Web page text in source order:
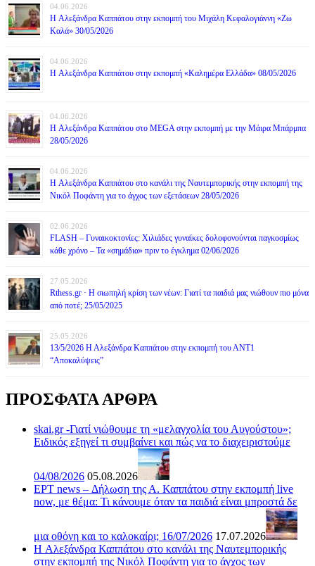
04.06.2026
H Αλεξάνδρα Καππάτου στην εκπομπή του Μιχάλη Κεφαλογιάννη «Ζω
Καλά» 30/05/2026
04.06.2026
H Αλεξάνδρα Καππάτου στην εκπομπή «Καλημέρα Ελλάδα» 08/05/2026
04.06.2026
H Αλεξάνδρα Καππάτου στο MEGA στην εκπομπή με την Μάιρα Mπάρμπα
28/05/2026
04.06.2026
H Αλεξάνδρα Καππάτου στο κανάλι της Ναυτεμπορικής στην εκπομπή της
Νικόλ Ποφάντη για το άγχος των εξετάσεων 28/05/2026
02.06.2026
FLASH – Γυναικοκτονίες: Χιλιάδες γυναίκες δολοφονούνται παγκοσμίως
κάθε χρόνο – Τα «σημάδια» πριν το έγκλημα 02/06/2026
27.05.2026
Rthess.gr · Η σιωπηλή κρίση των νέων: Γιατί τα παιδιά μας νιώθουν πιο μόνα
από ποτέ; 25/05/2025
25.05.2026
13/5/2026 Η Αλεξάνδρα Καππάτου στην εκπομπή του ΑΝΤ1
“Αποκαλύψεις”
ΠΡΟΣΦΑΤΑ ΑΡΘΡΑ
skai.gr -Γιατί νιώθουμε τη «μελαγχολία του Αυγούστου»;
Ειδικός εξηγεί τι συμβαίνει και πώς να το διαχειριστούμε
04/08/2026 05.08.2026
ΕΡΤ news – Δήλωση της Α. Καππάτου στην εκπομπή live
now, με θέμα: Τι κάνουμε όταν τα παιδιά είναι μπροστά δε
μια οθόνη και το καλοκαίρι; 16/07/2026 17.07.2026
H Αλεξάνδρα Καππάτου στο κανάλι της Ναυτεμπορικής
στην εκπομπή της Νικόλ Ποφάντη για το άγχος των